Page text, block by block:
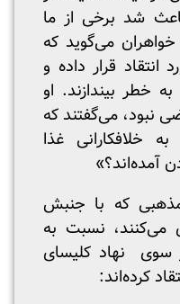
شد برخی از ما
می‌گوید که
انتقاد قرار داده و
خطر بیندازند. او
نبود، می‌گفتند که
خلافکارانی غذا
آمده‌اند؟»
مذهبی که با جنبش
می‌کنند، نسبت به
نهاد کلیسای
کرده‌اند: